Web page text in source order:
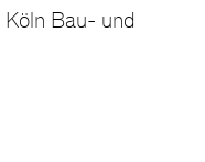
Bau- und